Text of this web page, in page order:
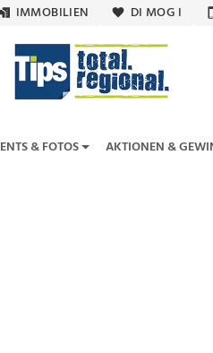
IMMOBILIEN DI MOG I
& FOTOS AKTIONEN &